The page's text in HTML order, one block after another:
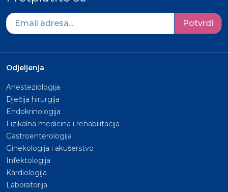
Potvrdi
Odjeljenja
Anesteziologija
Dječija hirurgija
Endokrinologija
Fizikalna medicina i rehabilitacija
Gastroenterologija
Ginekologija i akušerstvo
Infektologija
Kardiologija
Laboratorija